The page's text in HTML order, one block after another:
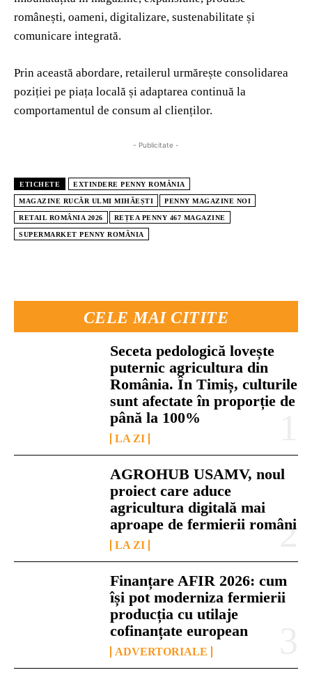
CELE MAI CITITE
Seceta pedologică lovește
puternic agricultura din
România. În Timiș, culturile
sunt afectate în proporție de
până la 100%
LA ZI
AGROHUB USAMV, noul
proiect care aduce
agricultura digitală mai
aproape de fermierii români
LA ZI
Finanțare AFIR 2026: cum
își pot moderniza fermierii
producția cu utilaje
cofinanțate european
ADVERTORIALE
românești, oameni, digitalizare, sustenabilitate și
comunicare integrată.
Prin această abordare, retailerul urmărește consolidarea
poziției pe piața locală și adaptarea continuă la
comportamentul de consum al clienților.
- Publicitate -
ETICHETE EXTINDERE PENNY ROMÂNIA
MAGAZINE RUCĂR ULMI MIHĂEȘTI PENNY MAGAZINE NOI
RETAIL ROMÂNIA 2026 REȚEA PENNY 467 MAGAZINE
SUPERMARKET PENNY ROMÂNIA